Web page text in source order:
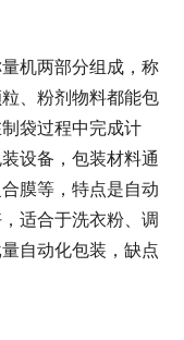
机两部分组成，称
、粉剂物料都能包
袋过程中完成计
设备，包装材料通
膜等，特点是自动
适合于洗衣粉、调
自动化包装，缺点